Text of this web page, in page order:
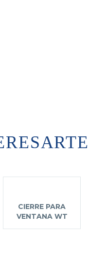
CIERRE PARA
VENTANA WT